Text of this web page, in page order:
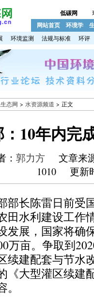
低碳网
网站首页 环境学
环境监测 法规与标准 环评
态网 > 水资源频道 > 正文
10年内完
： 郭力方 文章来
1010 更新
长陈雷日前受
田水利建设工作
发展，国家将确
万亩。争取到
续建配套与节水
《大型灌区续建